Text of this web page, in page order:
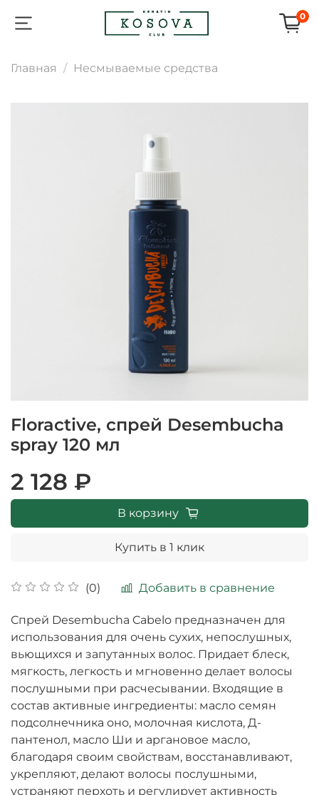
0
Главная Несмываемые средства
Floractive, спрей Desembucha
spray 120 мл
(0) Добавить в сравнение
2 128 ₽
В корзину
Купить в 1 клик
Спрей Desembucha Cabelo предназначен для
использования для очень сухих, непослушных,
вьющихся и запутанных волос. Придает блеск,
мягкость, легкость и мгновенно делает волосы
послушными при расчесывании. Входящие в
состав активные ингредиенты: масло семян
подсолнечника оно, молочная кислота, Д-
пантенол, масло Ши и аргановое масло,
благодаря своим свойствам, восстанавливают,
укрепляют, делают волосы послушными,
устраняют перхоть и регулирует активность